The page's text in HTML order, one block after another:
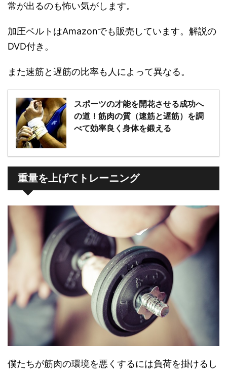
常が出るのも怖い気がします。
加圧ベルトはAmazonでも販売しています。解説の
DVD付き。
また速筋と遅筋の比率も人によって異なる。
スポーツの才能を開花させる成功へ
の道！筋肉の質（速筋と遅筋）を調
べて効率良く身体を鍛える
重量を上げてトレーニング
僕たちが筋肉の環境を悪くするには負荷を掛けるし